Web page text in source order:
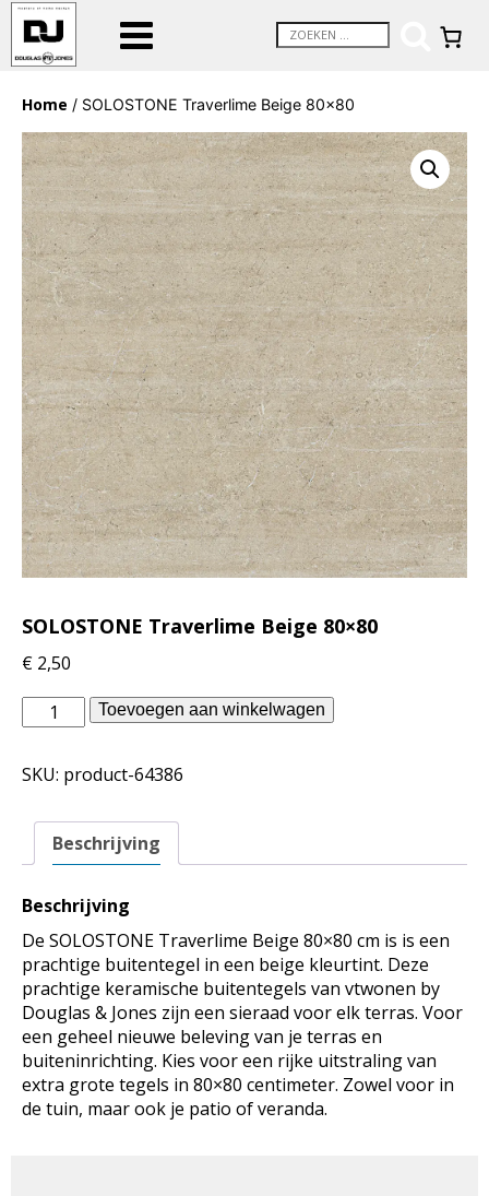
Home / SOLOSTONE Traverlime Beige 80×80
SOLOSTONE Traverlime Beige 80×80
€ 2,50
vtwonen
buitenvloeren
SOLOSTONE
Beige
80x80
Toevoegen aan winkelwagen
SKU: product-64386
Beschrijving
Beschrijving
De SOLOSTONE Traverlime Beige 80×80 cm is is een
prachtige buitentegel in een beige kleurtint. Deze
prachtige keramische buitentegels van vtwonen by
Douglas & Jones zijn een sieraad voor elk terras. Voor
een geheel nieuwe beleving van je terras en
buiteninrichting. Kies voor een rijke uitstraling van
extra grote tegels in 80×80 centimeter. Zowel voor in
de tuin, maar ook je patio of veranda.